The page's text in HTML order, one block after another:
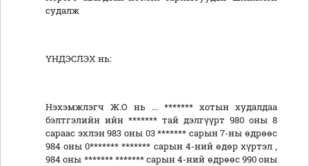
судалж
ҮНДЭСЛЭХ нь:
Нэхэмжлэгч Ж.О нь ... ******* хотын худалдаа
бэлтгэлийн ийн ******* тай дэлгүүрт 980 оны 8
сараас эхлэн 983 оны 03 ******* сарын 7-ны өдрөөс
984 оны 0******* ******* сарын 4-ний өдөр хүртэл ,
984 оны ******* ******* сарын 4-ний өдрөөс 990 оны